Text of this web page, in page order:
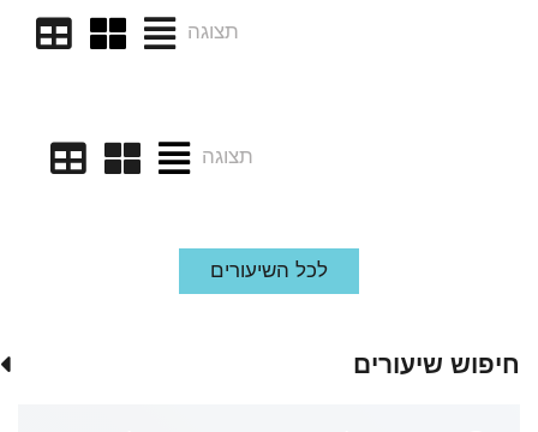
תצוגה
תצוגה
לכל השיעורים
חיפוש שיעורים